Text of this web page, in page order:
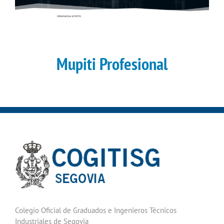
Mupiti Profesional
Colegio Oficial de Graduados e Ingenieros Técnicos
Industriales de Segovia